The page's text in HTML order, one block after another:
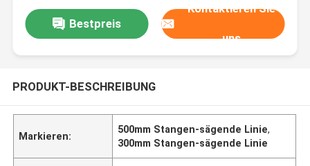
Bestpreis
Kontaktieren Sie
uns
PRODUKT-BESCHREIBUNG
Markieren:
500mm Stangen-sägende Linie,
300mm Stangen-sägende Linie